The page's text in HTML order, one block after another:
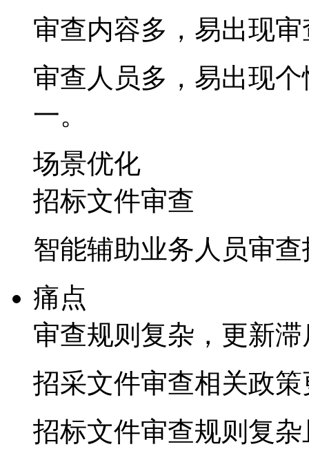
审查内容多，易出
审查人员多，易出现
一。
场景优化
招标文件审查
智能辅助业务人员审查
痛点
审查规则复杂，更新
招采文件审查相关政
招标文件审查规则复